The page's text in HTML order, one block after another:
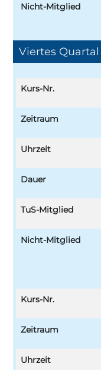
Nicht-Mitglied
Viertes Quartal
Kurs-Nr.
Zeitraum
Uhrzeit
Dauer
TuS-Mitglied
Nicht-Mitglied
Kurs-Nr.
Zeitraum
Uhrzeit